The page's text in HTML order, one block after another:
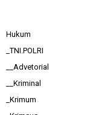
Hukum
_TNI.POLRI
__Advetorial
__Kriminal
_Krimum